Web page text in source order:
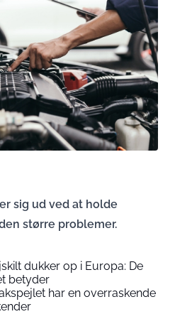
sig ud ved at holde
større problemer.
dukker op i Europa: De
betyder
har en overraskende